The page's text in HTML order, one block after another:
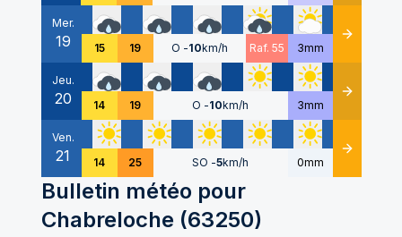
Mer.
19 15 19 O -10km/h Raf. 55 3mm Détails
Jeu.
20 14 19 O -10km/h 3mm Détails
Ven.
21 14 25 SO -5km/h 0mm Détails
Bulletin météo pour
Chabreloche (63250)